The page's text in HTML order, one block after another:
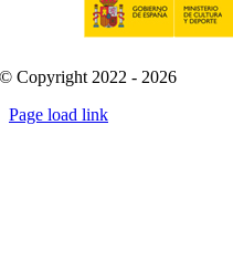
© Copyright 2022 - 2026
Page load link